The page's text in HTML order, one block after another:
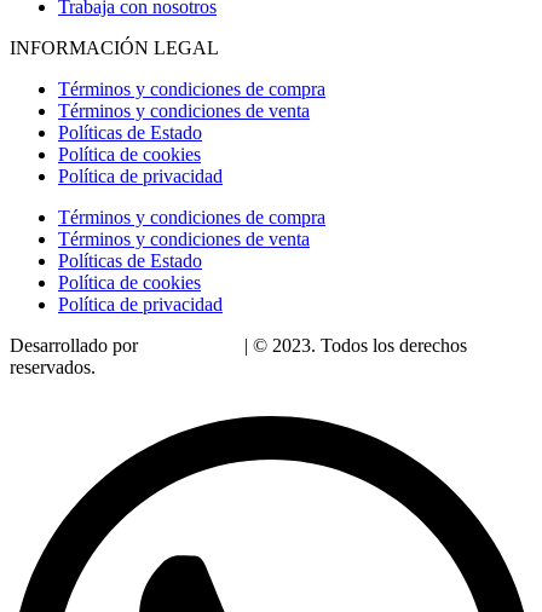
Trabaja con nosotros
INFORMACIÓN LEGAL
Términos y condiciones de compra
Términos y condiciones de venta
Políticas de Estado
Política de cookies
Política de privacidad
Términos y condiciones de compra
Términos y condiciones de venta
Políticas de Estado
Política de cookies
Política de privacidad
Desarrollado por
| © 2023. Todos los derechos
reservados.